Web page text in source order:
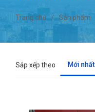
Trang chủ / Sản phẩm
Sắp xếp theo Mới nhất